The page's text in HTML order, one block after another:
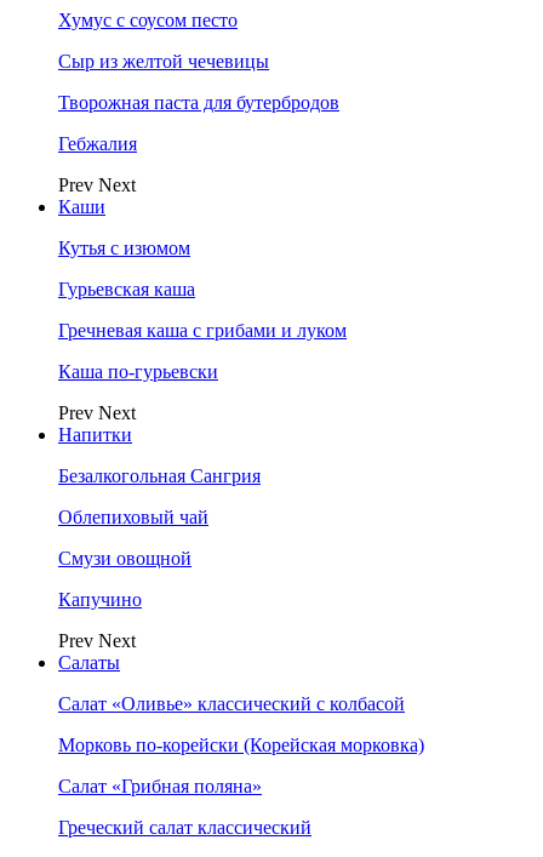
Хумус с соусом песто
Сыр из желтой чечевицы
Творожная паста для бутербродов
Гебжалия
Prev Next
Каши
Кутья с изюмом
Гурьевская каша
Гречневая каша с грибами и луком
Каша по-гурьевски
Prev Next
Напитки
Безалкогольная Сангрия
Облепиховый чай
Смузи овощной
Капучино
Prev Next
Салаты
Салат «Оливье» классический с колбасой
Морковь по-корейски (Корейская морковка)
Салат «Грибная поляна»
Греческий салат классический